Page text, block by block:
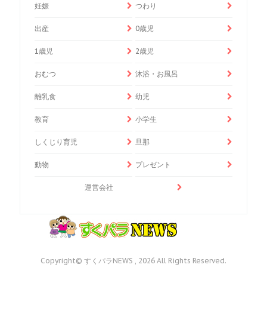
妊娠 つわり
出産 0歳児
1歳児 2歳児
おむつ 沐浴・お風呂
離乳食 幼児
教育 小学生
しくじり育児 旦那
動物 プレゼント
運営会社
Copyright© すくパラNEWS , 2026 All Rights Reserved.